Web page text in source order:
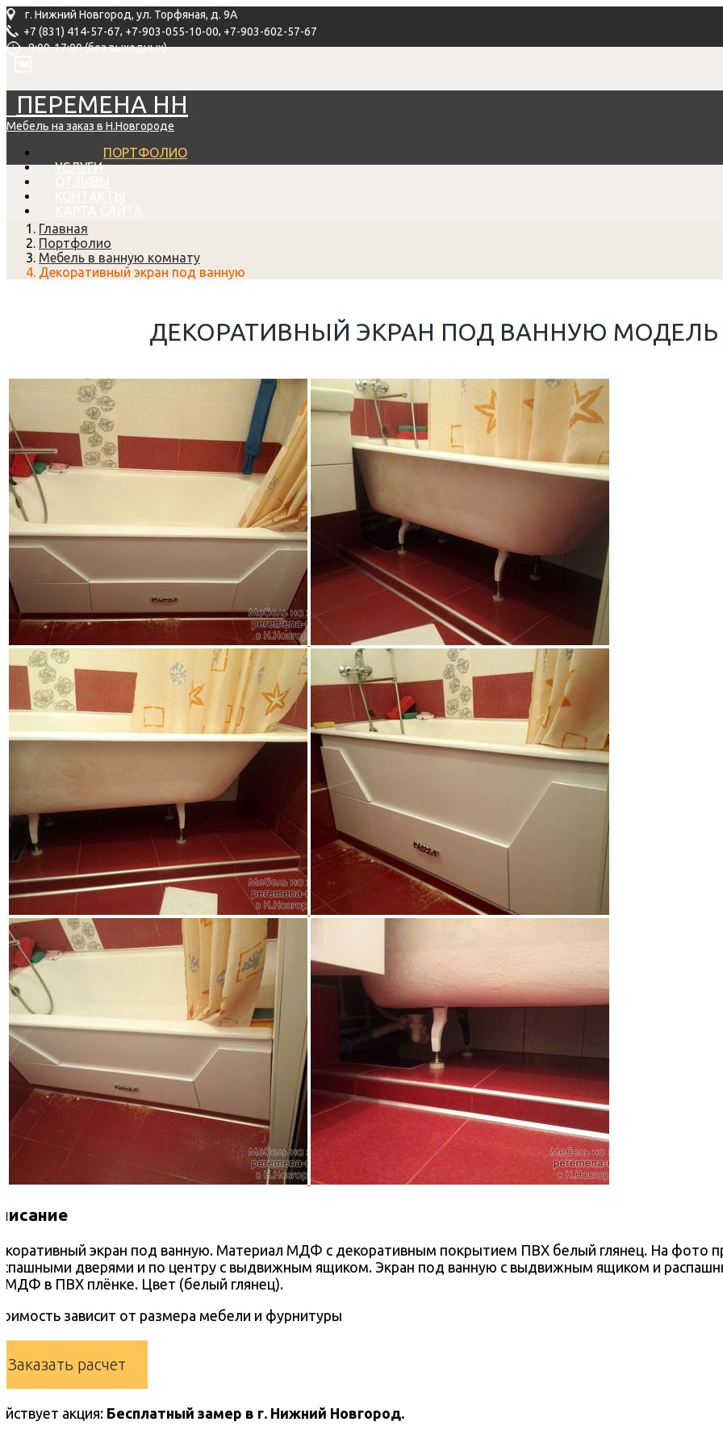
г. Нижний Новгород, ул. Торфяная, д. 9А
+7 (831) 414-57-67, +7-903-055-10-00, +7-903-602-57-67
8:00-17:00 (без выходных)
ПЕРЕМЕНА НН
Мебель на заказ в Н.Новгороде
ПОРТФОЛИО
УСЛУГИ
Главная
Портфолио
Мебель в ванную комнату
Декоративный экран под ванную
ДЕКОРАТИВНЫЙ ЭКРАН ПОД ВАННУЮ МОДЕЛЬ
экран под ванную. Материал МДФ с декоративным покрытием ПВХ белый глянец. На фото
дверями и по центру с выдвижным ящиком. Экран под ванную с выдвижным ящиком и
МДФ в ПВХ плёнке. Цвет (белый глянец).
зависит от размера мебели и фурнитуры
Заказать расчет
акция: Бесплатный замер в г. Нижний Новгород.